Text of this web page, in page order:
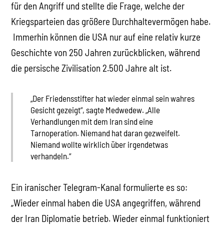
für den Angriff und stellte die Frage, welche der
Kriegsparteien das größere Durchhaltevermögen habe.
Immerhin können die USA nur auf eine relativ kurze
Geschichte von 250 Jahren zurückblicken, während
die persische Zivilisation 2.500 Jahre alt ist.
„Der Friedensstifter hat wieder einmal sein wahres
Gesicht gezeigt“, sagte Medwedew. „Alle
Verhandlungen mit dem Iran sind eine
Tarnoperation. Niemand hat daran gezweifelt.
Niemand wollte wirklich über irgendetwas
verhandeln.“
Ein iranischer Telegram-Kanal formulierte es so:
„Wieder einmal haben die USA angegriffen, während
der Iran Diplomatie betrieb. Wieder einmal funktioniert